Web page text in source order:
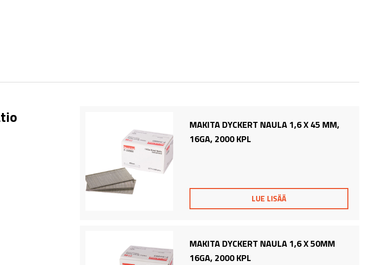
MAKITA DYCKERT NAULA 1,6 X 45 MM,
16GA, 2000 KPL
LUE LISÄÄ
MAKITA DYCKERT NAULA 1,6 X 50MM
16GA, 2000 KPL